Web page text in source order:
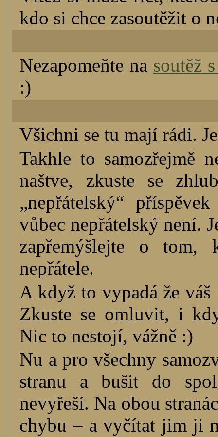
kdo si chce zasoutěžit o
Nezapomeňte na soutěž
:)
Všichni se tu mají rádi.
Takhle to samozřejmě
naštve, zkuste se
„nepřátelský“
vůbec nepřátelský není.
zapřemýšlejte o
nepřátele.
A když to vypadá že
Zkuste se omluvit, i
Nic to nestojí, vážně :)
Nu a pro všechny
stranu a bušit do
nevyřeší. Na obou
chybu – a vyčítat jim ji